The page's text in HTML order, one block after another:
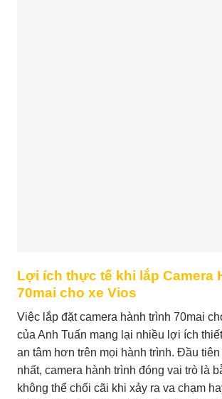
Lợi ích thực tế khi lắp Camera
70mai cho xe Vios
Việc lắp đặt camera hành trình 70mai
của Anh Tuấn mang lại nhiều lợi ích
an tâm hơn trên mọi hành trình. Đầu tiên
nhất, camera hành trình đóng vai trò là
không thể chối cãi khi xảy ra va chạm